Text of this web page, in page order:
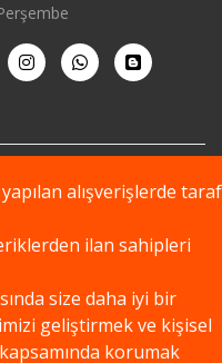
korunmakta olup,
alışverişlerde taraf
ilan sahipleri
size daha iyi bir
geliştirmek ve kişisel
korumak